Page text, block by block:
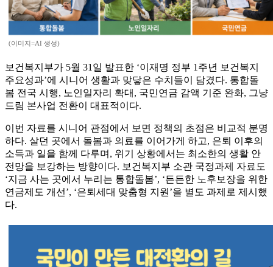
(이미지=AI 생성)
보건복지부가 5월 31일 발표한 ‘이재명 정부 1주년 보건복지
주요성과’에 시니어 생활과 맞닿은 수치들이 담겼다. 통합돌
봄 전국 시행, 노인일자리 확대, 국민연금 감액 기준 완화, 그냥
드림 본사업 전환이 대표적이다.
이번 자료를 시니어 관점에서 보면 정책의 초점은 비교적 분명
하다. 살던 곳에서 돌봄과 의료를 이어가게 하고, 은퇴 이후의
소득과 일을 함께 다루며, 위기 상황에서는 최소한의 생활 안
전망을 보강하는 방향이다. 보건복지부 소관 국정과제 자료도
‘지금 사는 곳에서 누리는 통합돌봄’, ‘든든한 노후보장을 위한
연금제도 개선’, ‘은퇴세대 맞춤형 지원’을 별도 과제로 제시했
다.